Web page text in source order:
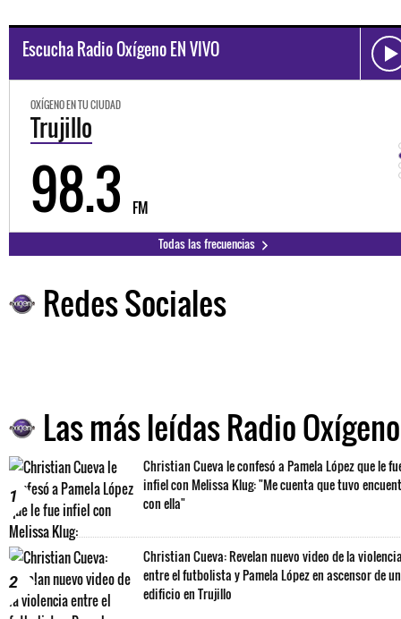
Escucha Radio Oxígeno EN VIVO
OXÍGENO EN TU CIUDAD
Trujillo
98.3 FM
Todas las frecuencias
Redes Sociales
Las más leídas Radio Oxígeno
1
Christian Cueva le confesó a Pamela López que le
infiel con Melissa Klug: "Me cuenta que tuvo
con ella"
2
Christian Cueva: Revelan nuevo video de la
entre el futbolista y Pamela López en ascensor de un
edificio en Trujillo